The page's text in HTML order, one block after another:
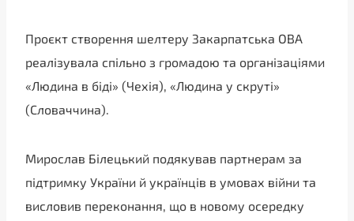
Проєкт створення шелтеру Закарпатська ОВА
реалізувала спільно з громадою та організаціями
«Людина в біді» (Чехія), «Людина у скруті»
(Словаччина).
Мирослав Білецький подякував партнерам за
підтримку України й українців в умовах війни та
висловив переконання, що в новому осередку